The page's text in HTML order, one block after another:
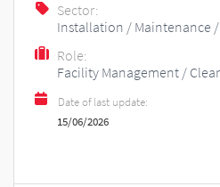
list
Upload
Sector:
Installation / Maintenance
Role:
Facility Management /
Date of last update:
15/06/2026